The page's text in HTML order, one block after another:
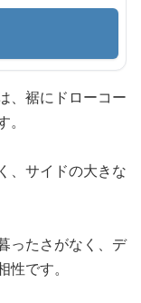
、裾にドローコー
、サイドの大きな
ったさがなく、デ
です。